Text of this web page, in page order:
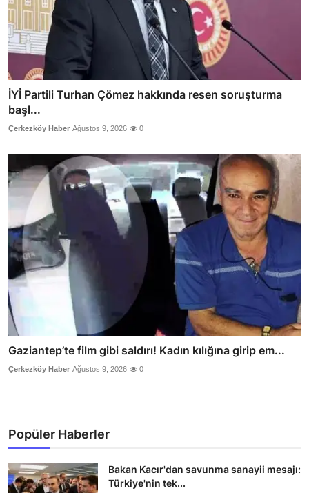
İYİ Partili Turhan Çömez hakkında resen soruşturma
başl...
Çerkezköy Haber Ağustos 9, 2026 0
Gaziantep’te film gibi saldırı! Kadın kılığına girip em...
Çerkezköy Haber Ağustos 9, 2026 0
Popüler Haberler
Bakan Kacır'dan savunma sanayii mesajı:
Türkiye'nin tek...